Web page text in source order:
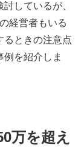
しているが、
経営者もいる
るときの注意点
を紹介しま
万を超え